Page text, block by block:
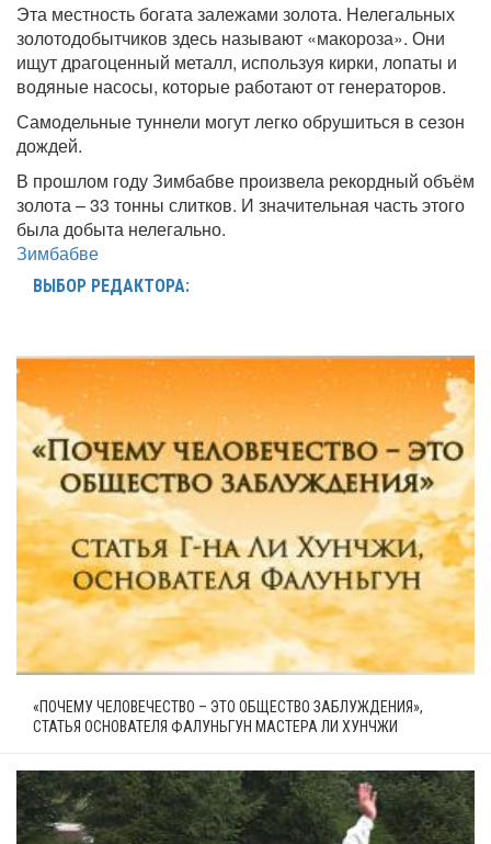
Эта местность богата залежами золота. Нелегальных
золотодобытчиков здесь называют «макороза». Они
ищут драгоценный металл, используя кирки, лопаты и
водяные насосы, которые работают от генераторов.
Самодельные туннели могут легко обрушиться в сезон
дождей.
В прошлом году Зимбабве произвела рекордный объём
золота – 33 тонны слитков. И значительная часть этого
была добыта нелегально.
Зимбабве
ВЫБОР РЕДАКТОРА:
«ПОЧЕМУ ЧЕЛОВЕЧЕСТВО – ЭТО ОБЩЕСТВО ЗАБЛУЖДЕНИЯ»,
СТАТЬЯ ОСНОВАТЕЛЯ ФАЛУНЬГУН МАСТЕРА ЛИ ХУНЧЖИ